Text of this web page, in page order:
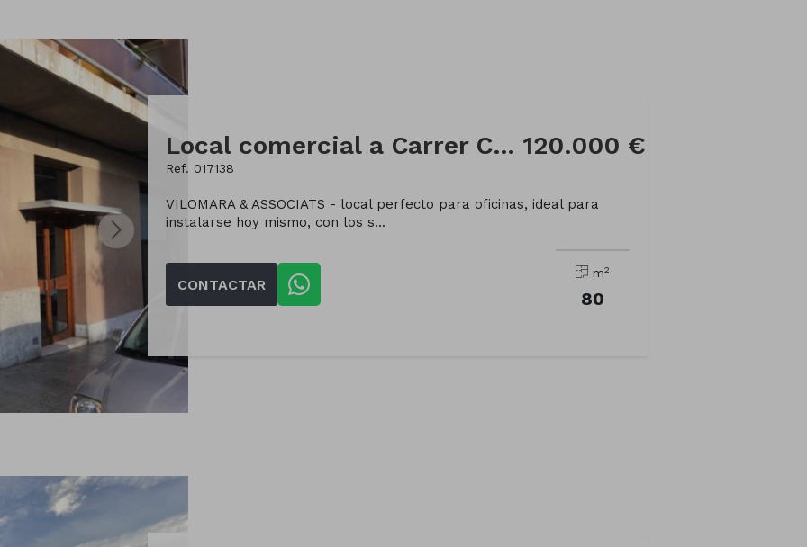
Local comercial a Carrer CARRETERA SANT QUINTI
Ref. 017138
120.000 €
VILOMARA & ASSOCIATS - local perfecto para oficinas, ideal para
instalarse hoy mismo, con los s...
CONTACTAR
m2
80